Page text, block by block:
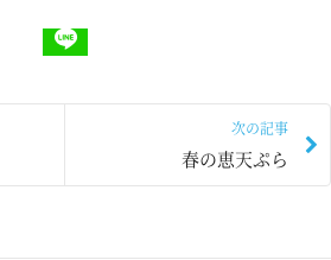
次の記事
春の恵天ぷら